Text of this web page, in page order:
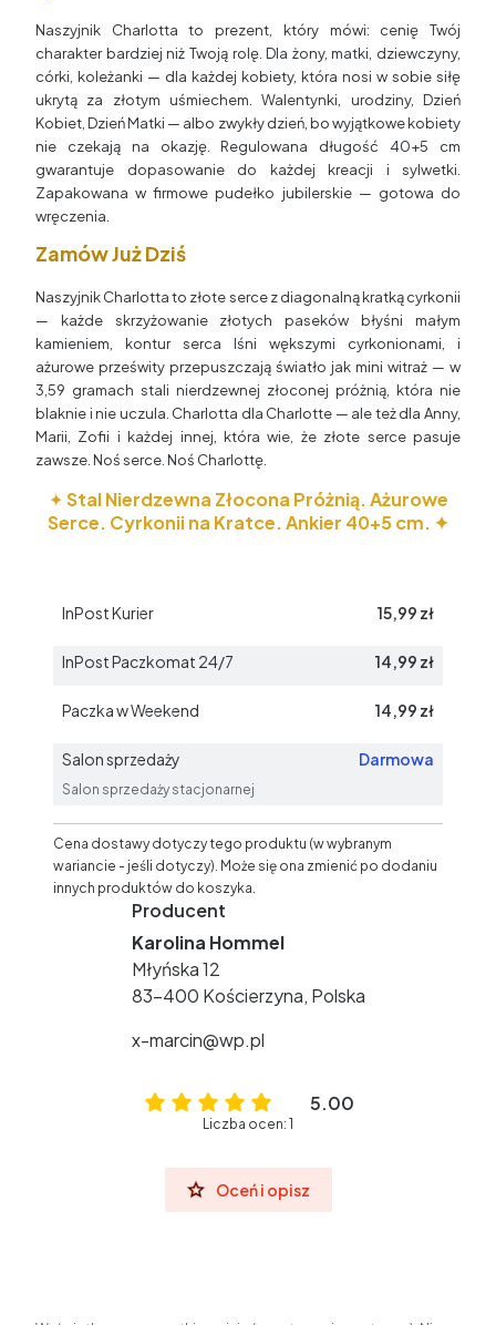
Naszyjnik Charlotta to prezent, który mówi: cenię Twój
charakter bardziej niż Twoją rolę. Dla żony, matki, dziewczyny,
córki, koleżanki — dla każdej kobiety, która nosi w sobie siłę
ukrytą za złotym uśmiechem. Walentynki, urodziny, Dzień
Kobiet, Dzień Matki — albo zwykły dzień, bo wyjątkowe kobiety
nie czekają na okazję. Regulowana długość 40+5 cm
gwarantuje dopasowanie do każdej kreacji i sylwetki.
Zapakowana w firmowe pudełko jubilerskie — gotowa do
wręczenia.
Zamów Już Dziś
Naszyjnik Charlotta to złote serce z diagonalną kratką cyrkonii
— każde skrzyżowanie złotych paseków błyśni małym
kamieniem, kontur serca lśni wększymi cyrkonionami, i
ażurowe prześwity przepuszczają światło jak mini witraż — w
3,59 gramach stali nierdzewnej złoconej próżnią, która nie
blaknie i nie uczula. Charlotta dla Charlotte — ale też dla Anny,
Marii, Zofii i każdej innej, która wie, że złote serce pasuje
zawsze. Noś serce. Noś Charlottę.
✦Stal Nierdzewna Złocona Próżnią. Ażurowe
Serce. Cyrkonii na Kratce. Ankier 40+5 cm. ✦
InPost Kurier 15,99 zł
InPost Paczkomat 24/7 14,99 zł
Paczka w Weekend 14,99 zł
Salon sprzedaży Darmowa
Salon sprzedaży stacjonarnej
Cena dostawy dotyczy tego produktu (w wybranym
wariancie - jeśli dotyczy). Może się ona zmienić po dodaniu
innych produktów do koszyka.
Producent
Karolina Hommel
Młyńska 12
83-400 Kościerzyna, Polska
x-marcin@wp.pl
5.00
Liczba ocen: 1
Oceń i opisz